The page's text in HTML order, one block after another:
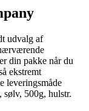
udvalg af
din pakke når du
ekstremt
leveringsmåde
sølv, 500g, hulstr.